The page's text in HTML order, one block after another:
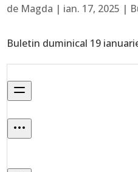
de Magda | ian. 17, 2025 |
Buletin duminical 19